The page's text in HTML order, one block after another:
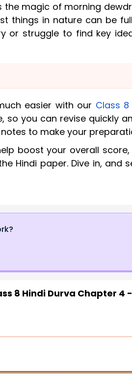
the magic of morning
things in nature can be
or struggle to find key
easier with our Class 8
so you can revise quickly
to make your
boost your overall
Hindi paper. Dive in, and
8 Hindi Durva Chapter 4